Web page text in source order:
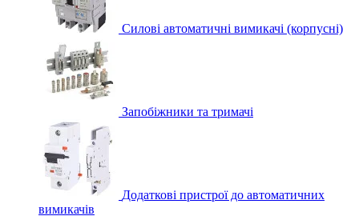
Силові автоматичні вимикачі (корпусні)
Запобіжники та тримачі
Додаткові пристрої до автоматичних
вимикачів